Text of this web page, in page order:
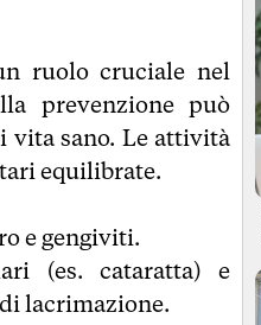
ruolo cruciale nel
prevenzione può
vita sano. Le attività
equilibrate.
e gengiviti.
(es. cataratta) e
lacrimazione.